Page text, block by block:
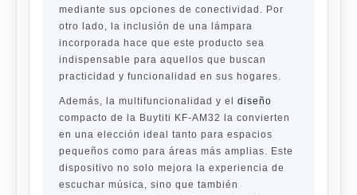
mediante sus opciones de conectividad. Por
otro lado, la inclusión de una lámpara
incorporada hace que este producto sea
indispensable para aquellos que buscan
practicidad y funcionalidad en sus hogares.
Además, la multifuncionalidad y el diseño
compacto de la Buytiti KF-AM32 la convierten
en una elección ideal tanto para espacios
pequeños como para áreas más amplias. Este
dispositivo no solo mejora la experiencia de
escuchar música, sino que también